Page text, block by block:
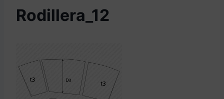
Rodillera_12